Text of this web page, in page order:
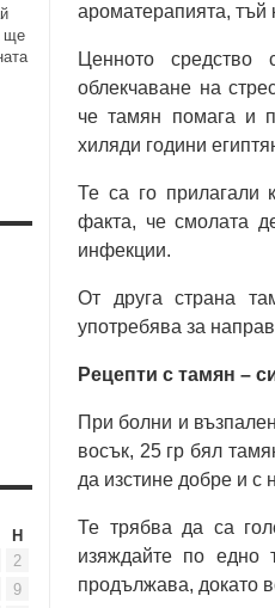
ароматерапията, тъй
Ценното средство
облекчаване на
че тамян помага и
хиляди години
Те са го прилагали
факта, че смолата
инфекции.
От друга страна
употребява за
Рецепти с тамян –
При болни и
восък, 25 гр бял
да изстине добре и с
Те трябва да са
изяждайте по едно
продължава, докато
ще
Н
2
9